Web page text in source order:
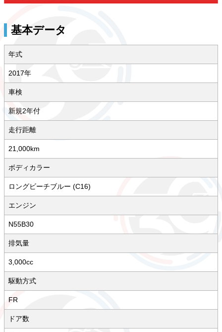
基本データ
年式
2017年
車検
新規2年付
走行距離
21,000km
ボディカラー
ロングビーチブルー (C16)
エンジン
N55B30
排気量
3,000cc
駆動方式
FR
ドア数